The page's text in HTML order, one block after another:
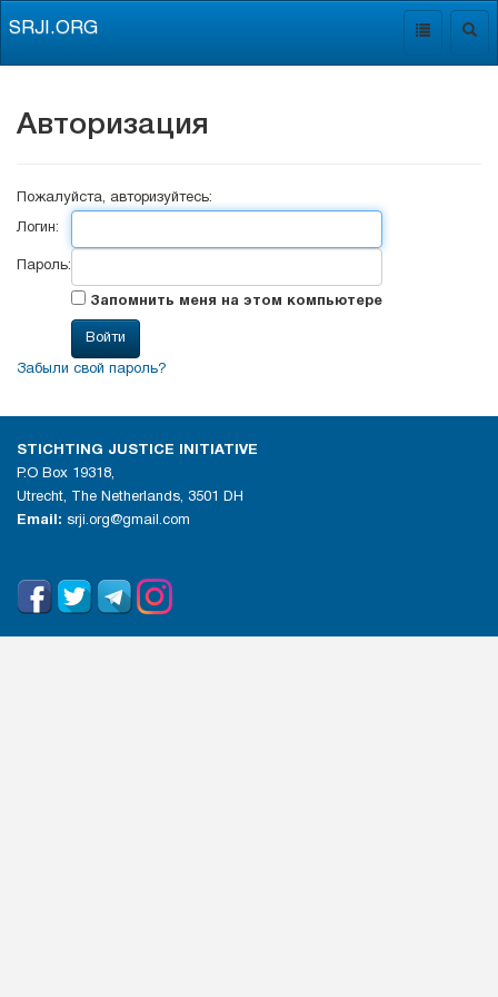
Toggle
SRJI.ORG
Авторизация
Пожалуйста, авторизуйтесь:
Логин:
Пароль:
Запомнить меня на этом компьютере
Забыли свой пароль?
STICHTING JUSTICE INITIATIVE
P.O Box 19318,
Utrecht, The Netherlands, 3501 DH
Email: srji.org@gmail.com